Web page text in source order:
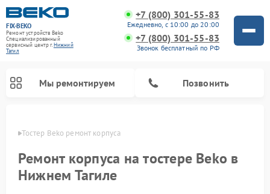
FIX-BEKO
Ремонт устройств Beko
Специализированный
cервисный центр г.Нижний
Тагил
+7 (800) 301-55-83
Ежедневно, с 10:00 до 20:00
+7 (800) 301-55-83
Звонок бесплатный по РФ
Мы ремонтируем Позвонить
Тостер Beko ремонт корпуса
Ремонт корпуса на тостере Beko в
Нижнем Тагиле